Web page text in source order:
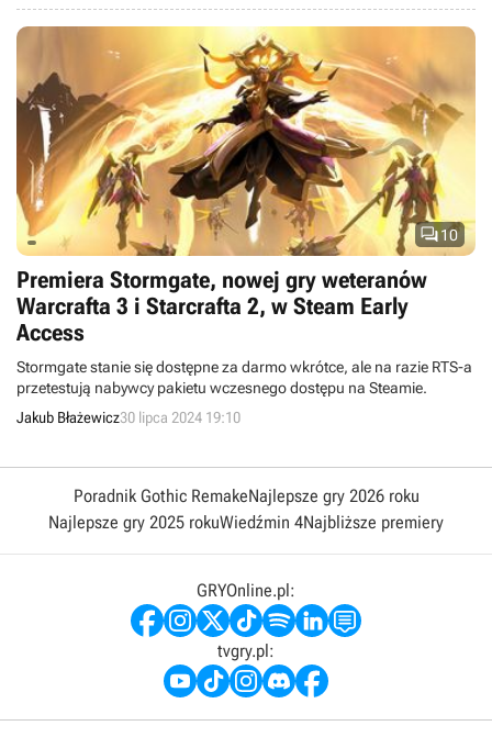
10
Premiera Stormgate, nowej gry weteranów
Warcrafta 3 i Starcrafta 2, w Steam Early
Access
Stormgate stanie się dostępne za darmo wkrótce, ale na razie RTS-a
przetestują nabywcy pakietu wczesnego dostępu na Steamie.
Jakub Błażewicz30 lipca 2024 19:10
Poradnik Gothic RemakeNajlepsze gry 2026 roku
Najlepsze gry 2025 rokuWiedźmin 4Najbliższe premiery
GRYOnline.pl:
tvgry.pl: